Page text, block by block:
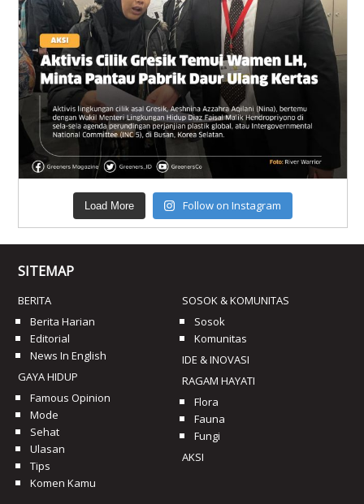
Load More Follow on Instagram
SITEMAP
BERITA
Berita Harian
Editorial
News In English
GAYA HIDUP
Famous Opinion
Mode
Sehat
Ulasan
Tips
Komen Kamu
SOSOK & KOMUNITAS
Sosok
Komunitas
IDE & INOVASI
RAGAM HAYATI
Flora
Fauna
Fungi
AKSI